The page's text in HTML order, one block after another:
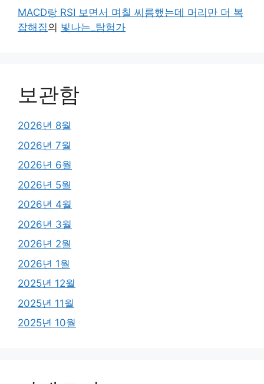
MACD랑 RSI 보면서 며칠 씨름했는데 머리만 더 복
잡해짐의 빛나는_탐험가
보관함
2026년 8월
2026년 7월
2026년 6월
2026년 5월
2026년 4월
2026년 3월
2026년 2월
2026년 1월
2025년 12월
2025년 11월
2025년 10월